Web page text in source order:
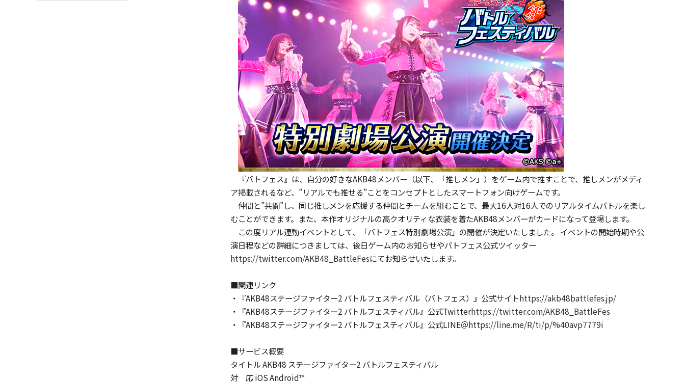
『バトフェス』は、自分の好きなAKB48メンバー（以下、「推しメン」）をゲーム内で推すことで、推しメンがメディ
ア掲載されるなど、”リアルでも推せる”ことをコンセプトとしたスマートフォン向けゲームです。
仲間と”共闘”し、同じ推しメンを応援する仲間とチームを組むことで、最大16人対16人でのリアルタイムバトルを楽し
むことができます。また、本作オリジナルの高クオリティな衣装を着たAKB48メンバーがカードになって登場します。
この度リアル連動イベントとして、「バトフェス特別劇場公演」の開催が決定いたしました。 イベントの開始時期や公
演日程などの詳細につきましては、後日ゲーム内のお知らせやバトフェス公式ツイッター
https://twitter.com/AKB48_BattleFesにてお知らせいたします。
■関連リンク
・『AKB48ステージファイター2 バトルフェスティバル（バトフェス）』公式サイトhttps://akb48battlefes.jp/
・『AKB48ステージファイター2 バトルフェスティバル』公式Twitterhttps://twitter.com/AKB48_BattleFes
・『AKB48ステージファイター2 バトルフェスティバル』公式LINE＠https://line.me/R/ti/p/%40avp7779i
■サービス概要
タイトル AKB48 ステージファイター2 バトルフェスティバル
対 応 iOS Android™